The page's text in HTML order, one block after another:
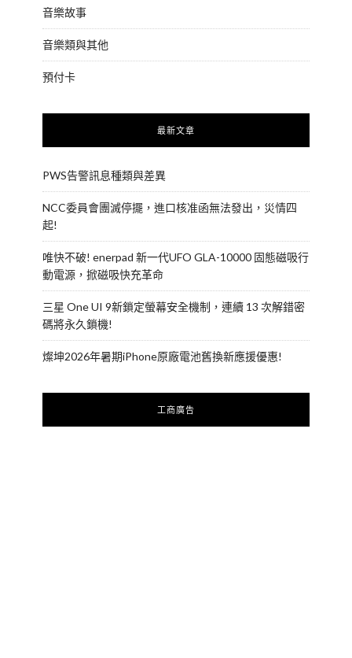
音樂故事
音樂類與其他
預付卡
最新文章
PWS告警訊息種類與差異
NCC委員會團滅停擺，進口核准函無法發出，災情四
起!
唯快不破! enerpad 新一代UFO GLA-10000 固態磁吸行
動電源，掀磁吸快充革命
三星 One UI 9新鎖定螢幕安全機制，連續 13 次解錯密
碼將永久鎖機!
燦坤2026年暑期iPhone原廠電池舊換新應援優惠!
工商廣告